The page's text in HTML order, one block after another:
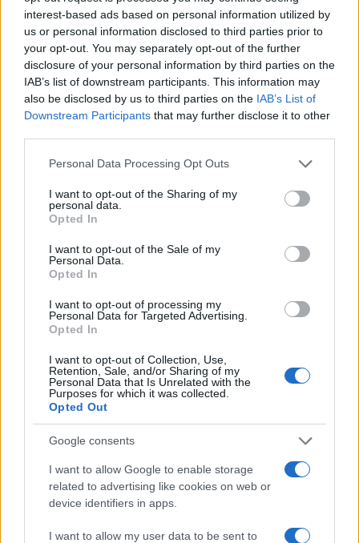
interest-based ads based on personal information utilized by
us or personal information disclosed to third parties prior to
your opt-out. You may separately opt-out of the further
disclosure of your personal information by third parties on the
IAB’s list of downstream participants. This information may
also be disclosed by us to third parties on the IAB’s List of
Downstream Participants that may further disclose it to other
Please note that this website/app uses one or more Google
not limited to your visit or usage behaviour. You may click to
grant or deny consent to Google and its third-party tags to
use your data for below specified purposes in below Google
consent section.
Personal Data Processing Opt Outs
I want to opt-out of the Sharing of my
personal data.
Opted In
I want to opt-out of the Sale of my
Personal Data.
Opted In
I want to opt-out of processing my
Personal Data for Targeted Advertising.
Opted In
I want to opt-out of Collection, Use,
Retention, Sale, and/or Sharing of my
Personal Data that Is Unrelated with the
Purposes for which it was collected.
Opted Out
Google consents
I want to allow Google to enable storage
related to advertising like cookies on web or
device identifiers in apps.
I want to allow my user data to be sent to
09:3128.05.21
Η Γερμανία αναγνώρισε τη γενοκτονία που
12:5803.12.20
Ο Αδόλφος Χίτλερ μόλις… εξελέγη στη
Ναμίμπια! (pics)